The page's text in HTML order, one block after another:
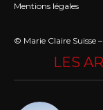
Mentions légales
© Marie Claire Suisse
LES